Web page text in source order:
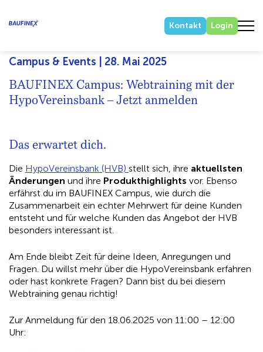
Kontakt Login
Campus & Events | 28. Mai 2025
BAUFINEX Campus: Webtraining mit der
HypoVereinsbank – Jetzt anmelden
Das erwartet dich.
Die HypoVereinsbank (HVB) stellt sich, ihre aktuellsten
Änderungen und ihre Produkthighlights vor. Ebenso
erfährst du im BAUFINEX Campus, wie durch die
Zusammenarbeit ein echter Mehrwert für deine Kunden
entsteht und für welche Kunden das Angebot der HVB
besonders interessant ist.
Am Ende bleibt Zeit für deine Ideen, Anregungen und
Fragen. Du willst mehr über die HypoVereinsbank erfahren
oder hast konkrete Fragen? Dann bist du bei diesem
Webtraining genau richtig!
Zur Anmeldung für den 18.06.2025 von 11:00 – 12:00
Uhr: